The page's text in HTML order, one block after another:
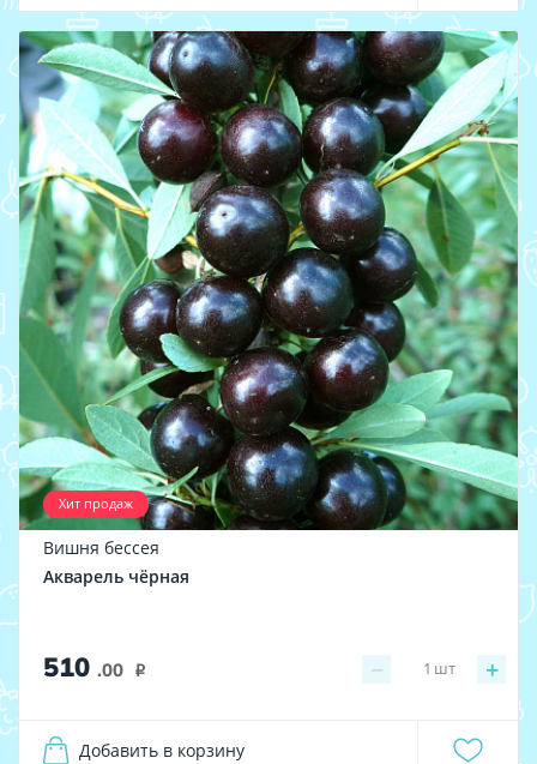
Хит продаж
Вишня бессея
Акварель чёрная
510 .00 i − +
1 шт
Добавить в корзину